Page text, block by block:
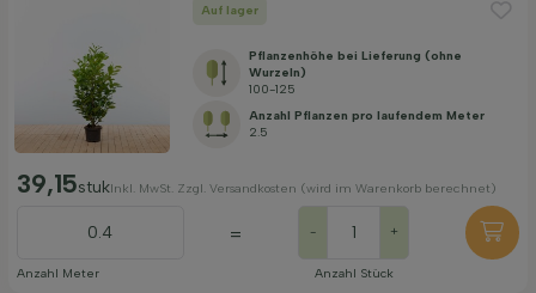
Auf lager
Pflanzenhöhe bei Lieferung (ohne
Wurzeln)
100-125
Anzahl Pflanzen pro laufendem Meter
2.5
39,15stukInkl. MwSt. Zzgl. Versandkosten (wird im Warenkorb berechnet)
Anzahl Meter
= - +
Anzahl Stück